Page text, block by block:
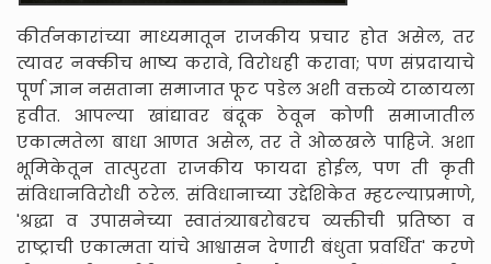
कीर्तनकारांच्या माध्यमातून राजकीय प्रचार होत असेल, तर
त्यावर नक्कीच भाष्य करावे, विरोधही करावा; पण संप्रदायाचे
पूर्ण ज्ञान नसताना समाजात फूट पडेल अशी वक्तव्ये टाळायला
हवीत. आपल्या खांद्यावर बंदूक ठेवून कोणी समाजातील
एकात्मतेला बाधा आणत असेल, तर ते ओळखले पाहिजे. अशा
भूमिकेतून तात्पुरता राजकीय फायदा होईल, पण ती कृती
संविधानविरोधी ठरेल. संविधानाच्या उद्देशिकेत म्हटल्याप्रमाणे,
'श्रद्धा व उपासनेच्या स्वातंत्र्याबरोबरच व्यक्तीची प्रतिष्ठा व
राष्ट्राची एकात्मता यांचे आश्वासन देणारी बंधुता प्रवर्धित' करणे